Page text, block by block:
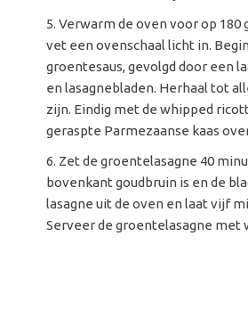
Verwarm de oven voor op 180
vet een ovenschaal licht in.
groentesaus, gevolgd door een
en lasagnebladen. Herhaal tot
zijn. Eindig met de whipped
geraspte Parmezaanse kaas
Zet de groentelasagne 40
bovenkant goudbruin is en de
lasagne uit de oven en laat vijf
Serveer de groentelasagne met